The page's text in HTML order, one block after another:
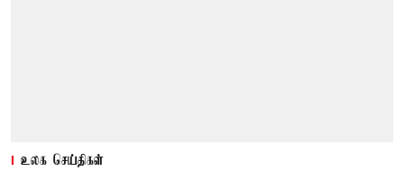
உலக செய்திகள்